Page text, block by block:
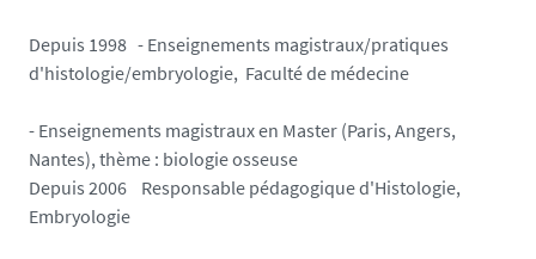
Depuis 1998 - Enseignements magistraux/pratiques
d'histologie/embryologie, Faculté de médecine
- Enseignements magistraux en Master (Paris, Angers,
Nantes), thème : biologie osseuse
Depuis 2006
Responsable pédagogique d'Histologie,
Embryologie